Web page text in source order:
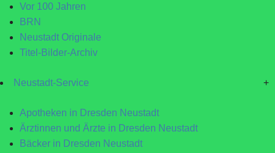
Vor 100 Jahren
BRN
Neustadt Originale
Titel-Bilder-Archiv
Neustadt-Service +
Apotheken in Dresden Neustadt
Ärztinnen und Ärzte in Dresden Neustadt
Bäcker in Dresden Neustadt